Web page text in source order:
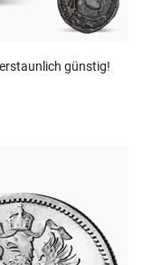
günstig!